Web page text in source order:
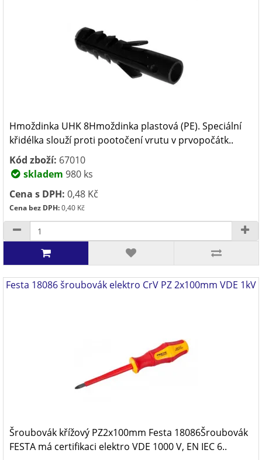
Hmoždinka UHK 8Hmoždinka plastová (PE). Speciální
křidélka slouží proti pootočení vrutu v prvopočátk..
Kód zboží: 67010
skladem 980 ks
Cena s DPH: 0,48 Kč
Cena bez DPH:0,40 Kč
Festa 18086 šroubovák elektro CrV PZ 2x100mm VDE 1kV
Šroubovák křížový PZ2x100mm Festa 18086Šroubovák
FESTA má certifikaci elektro VDE 1000 V, EN IEC 6..